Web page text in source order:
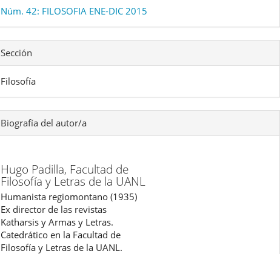
Núm. 42: FILOSOFIA ENE-DIC 2015
Sección
Filosofía
Biografía del autor/a
Hugo Padilla, Facultad de
Filosofía y Letras de la UANL
Humanista regiomontano (1935)
Ex director de las revistas
Katharsis y Armas y Letras.
Catedrático en la Facultad de
Filosofía y Letras de la UANL.